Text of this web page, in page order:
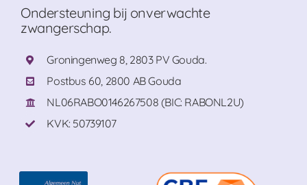
Ondersteuning bij onverwachte
zwangerschap.
Groningenweg 8, 2803 PV Gouda.
Postbus 60, 2800 AB Gouda
NL06RABO0146267508 (BIC: RABONL2U)
KVK: 50739107